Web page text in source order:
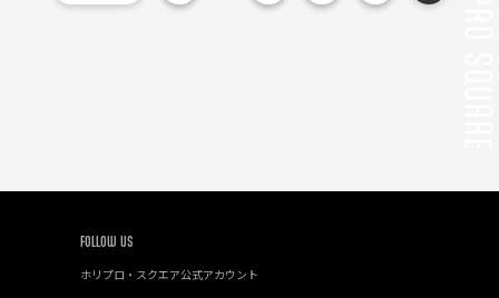
FOLLOW US
ホリプロ・スクエア公式アカウント